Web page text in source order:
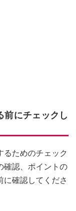
前にチェックし
るためのチェック
確認、ポイントの
確認してくださ